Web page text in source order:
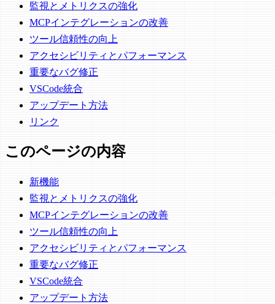
監視とメトリクスの強化
MCPインテグレーションの改善
ツール信頼性の向上
アクセシビリティとパフォーマンス
重要なバグ修正
VSCode統合
アップデート方法
リンク
このページの内容
新機能
監視とメトリクスの強化
MCPインテグレーションの改善
ツール信頼性の向上
アクセシビリティとパフォーマンス
重要なバグ修正
VSCode統合
アップデート方法